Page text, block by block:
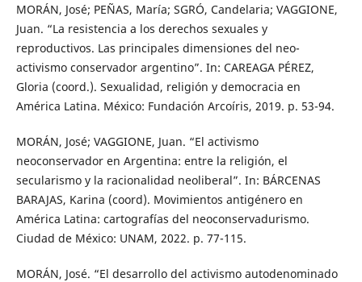
MORÁN, José; PEÑAS, María; SGRÓ, Candelaria; VAGGIONE,
Juan. “La resistencia a los derechos sexuales y
reproductivos. Las principales dimensiones del neo-
activismo conservador argentino”. In: CAREAGA PÉREZ,
Gloria (coord.). Sexualidad, religión y democracia en
América Latina. México: Fundación Arcoíris, 2019. p. 53-94.
MORÁN, José; VAGGIONE, Juan. “El activismo
neoconservador en Argentina: entre la religión, el
secularismo y la racionalidad neoliberal”. In: BÁRCENAS
BARAJAS, Karina (coord). Movimientos antigénero en
América Latina: cartografías del neoconservadurismo.
Ciudad de México: UNAM, 2022. p. 77-115.
MORÁN, José. “El desarrollo del activismo autodenominado